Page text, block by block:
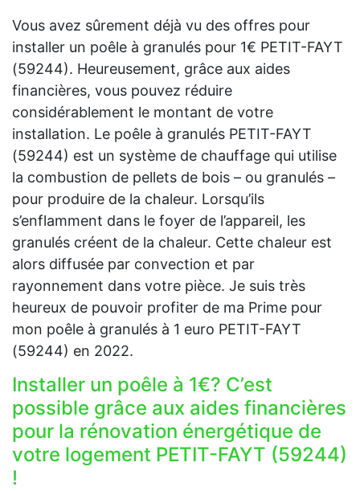
Vous avez sûrement déjà vu des offres pour
installer un poêle à granulés pour 1€ PETIT-FAYT
(59244). Heureusement, grâce aux aides
financières, vous pouvez réduire
considérablement le montant de votre
installation. Le poêle à granulés PETIT-FAYT
(59244) est un système de chauffage qui utilise
la combustion de pellets de bois – ou granulés –
pour produire de la chaleur. Lorsqu’ils
s’enflamment dans le foyer de l’appareil, les
granulés créent de la chaleur. Cette chaleur est
alors diffusée par convection et par
rayonnement dans votre pièce. Je suis très
heureux de pouvoir profiter de ma Prime pour
mon poêle à granulés à 1 euro PETIT-FAYT
(59244) en 2022.
Installer un poêle à 1€? C’est
possible grâce aux aides financières
pour la rénovation énergétique de
votre logement PETIT-FAYT (59244)
!